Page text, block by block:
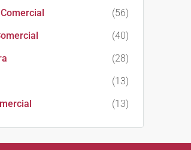
(56)
(40)
(28)
(13)
(13)